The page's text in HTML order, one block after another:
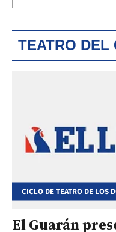
TEATRO DEL
CICLO DE TEATRO DE LOS
El Guarán